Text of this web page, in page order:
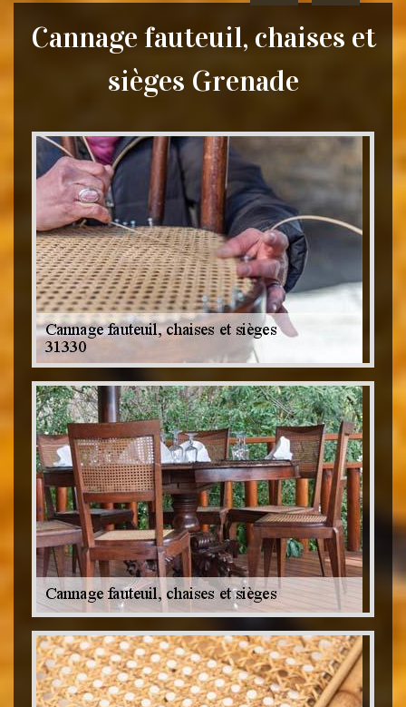
Cannage fauteuil, chaises et
sièges Grenade